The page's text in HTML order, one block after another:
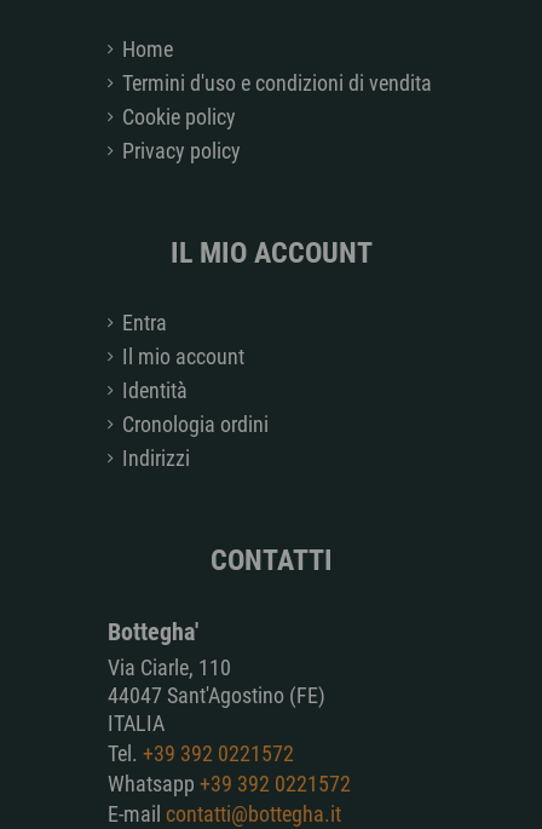
Home
Termini d'uso e condizioni di vendita
Cookie policy
Privacy policy
IL MIO ACCOUNT
Entra
Il mio account
Identità
Cronologia ordini
Indirizzi
CONTATTI
Bottegha'
Via Ciarle, 110
44047 Sant'Agostino (FE)
ITALIA
Tel. +39 392 0221572
Whatsapp +39 392 0221572
E-mail contatti@bottegha.it